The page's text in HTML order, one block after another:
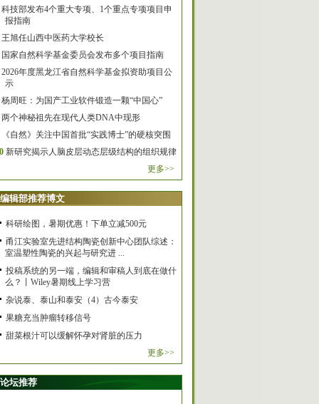
科技部发布4个重大专项、1个重点专项项目申
报指南
王旭任山西中医药大学校长
国家自然科学基金委员会发布多个项目指南
2026年度黑龙江省自然科学基金拟资助项目公
示
杨周旺：为国产工业软件锻造一颗“中国心”
两个神秘祖先在现代人类DNA中现形
《自然》关注中国首批“实践博士”的硬核突围
新研究揭示人脑皮层动态层级结构的组织规律
更多>>
编辑部推荐博文
科研绘图，暑期优惠！下单立减500元
甬江实验室先进结构陶瓷创新中心团队综述：
室温塑性陶瓷的兴起与研究进 ...
投稿系统的另一端，编辑和审稿人到底在做什
么？丨Wiley暑期线上学习营
杂说泰、泰山和泰安（4）古今泰安
果糖充当肿瘤转移信号
甜菜根汁可以缓解怀孕对肾脏的压力
更多>>
论坛推荐